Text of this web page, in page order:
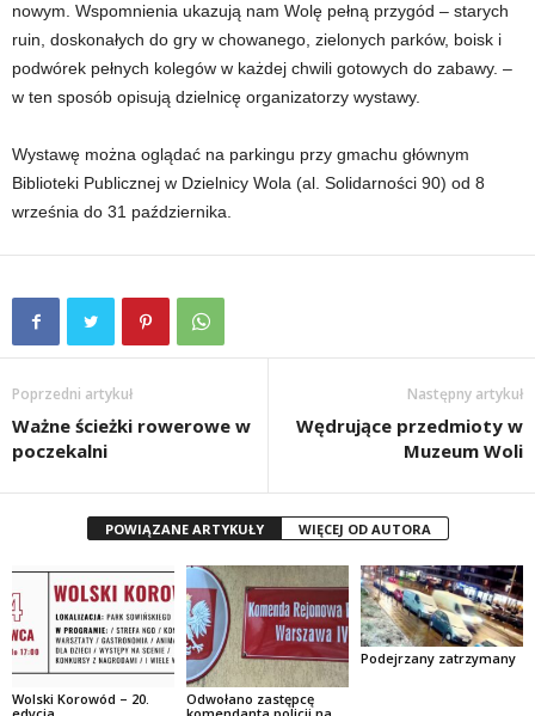
nowym. Wspomnienia ukazują nam Wolę pełną przygód – starych
ruin, doskonałych do gry w chowanego, zielonych parków, boisk i
podwórek pełnych kolegów w każdej chwili gotowych do zabawy. –
w ten sposób opisują dzielnicę organizatorzy wystawy.
Wystawę można oglądać na parkingu przy gmachu głównym
Biblioteki Publicznej w Dzielnicy Wola (al. Solidarności 90) od 8
września do 31 października.
Poprzedni artykuł
Ważne ścieżki rowerowe w
poczekalni
Następny artykuł
Wędrujące przedmioty w
Muzeum Woli
POWIĄZANE ARTYKUŁY WIĘCEJ OD AUTORA
Wolski Korowód – 20.
Odwołano zastępcę
Podejrzany zatrzymany